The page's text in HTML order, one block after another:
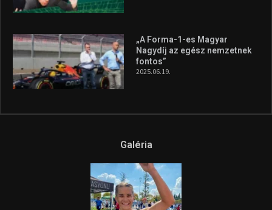
„A Forma-1-es Magyar
Nagydíj az egész nemzetnek
fontos”
2025.06.19.
Galéria